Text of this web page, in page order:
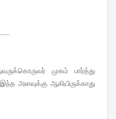
முகம் பார்த்து
அளவுக்கு ஆகியிருக்காது